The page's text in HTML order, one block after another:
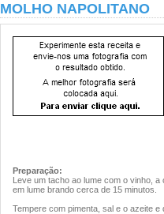
MOLHO NAPOLITANO
Preparação:
Leve um tacho ao lume com o vinho,
em lume brando cerca de 15 minutos.
Tempere com pimenta, sal e o azeite